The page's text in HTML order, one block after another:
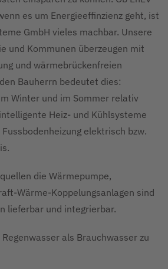
es um Energieeffinzienz geht, ist
GmbH vieles machbar. Unsere
und Kommunen überzeugen mit
und wärmebrückenfreien
Bauherrn bedeutet dies:
Winter und im Sommer relativ
Heiz- und Kühlsysteme
elektrisch bzw.
die Wärmepumpe,
Wärme-Koppelungsanlagen sind
lieferbar und integrierbar.
als Brauchwasser zu